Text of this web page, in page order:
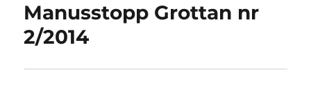
Manusstopp Grottan nr
2/2014